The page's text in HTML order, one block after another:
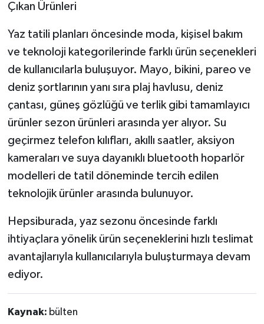
Çıkan Ürünleri
Yaz tatili planları öncesinde moda, kişisel bakım
ve teknoloji kategorilerinde farklı ürün seçenekleri
de kullanıcılarla buluşuyor. Mayo, bikini, pareo ve
deniz şortlarının yanı sıra plaj havlusu, deniz
çantası, güneş gözlüğü ve terlik gibi tamamlayıcı
ürünler sezon ürünleri arasında yer alıyor. Su
geçirmez telefon kılıfları, akıllı saatler, aksiyon
kameraları ve suya dayanıklı bluetooth hoparlör
modelleri de tatil döneminde tercih edilen
teknolojik ürünler arasında bulunuyor.
Hepsiburada, yaz sezonu öncesinde farklı
ihtiyaçlara yönelik ürün seçeneklerini hızlı teslimat
avantajlarıyla kullanıcılarıyla buluşturmaya devam
ediyor.
Kaynak: bülten